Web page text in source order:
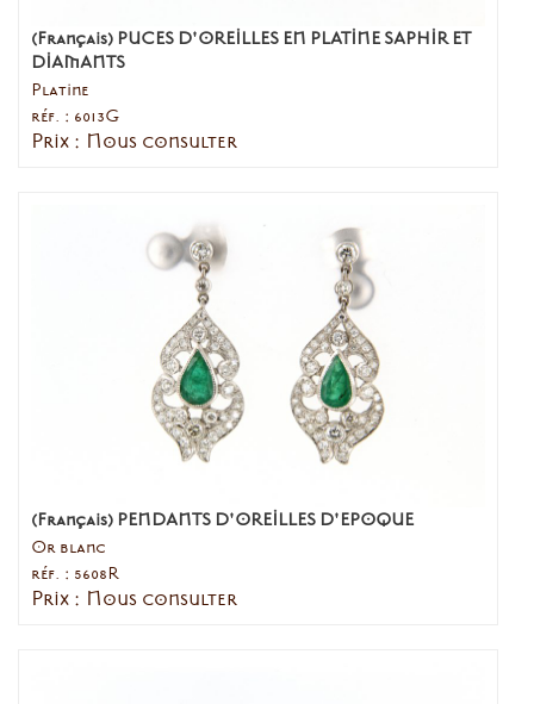
(Français) PUCES D'OREILLES EN PLATINE SAPHIR ET
DIAMANTS
Platine
réf. : 6013G
Prix : Nous consulter
(Français) PENDANTS D'OREILLES D'EPOQUE
Or blanc
réf. : 5608R
Prix : Nous consulter